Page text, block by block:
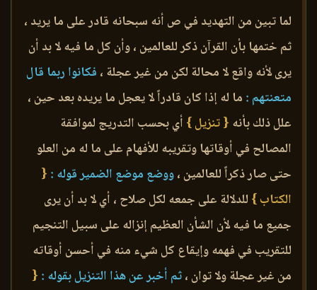
لما تبين من التهديد في ص أنه سبحانه قادر على ما يريد ،
ثم ختمها بأن القرآن ذكر للعالمين ، وأن كل ما فيه لا بد أن
يرى لأنه واقع لا محالة لكن من غير عجلة ، فكانوا ربما قال
متعنتهم : ما له إذا كان قادراً لا يعجل ما يريده بعد حين ،
علل ذلك بأنه { تنزيل } أي بحسب التدريج لموافقة
المصالح في أوقاتها وتقريبه للأفهام على ما له من العلو
حتى صار ذكراً للعالمين ،ووضع موضع الضمير قوله : {
الكتاب } للدلالة على جمعه لكل صلاح ، أي لا بد أن يرى
جميع ما فيه لأن الشأن العظيم إنزاله على سبيل التنجيم
للتقريب في فهمه وإيقاع كل شيء منه في أحسن أوقاته
من غير عجلة ولا توان ،ثم أخبر عن هذا التنزيل بقوله : {